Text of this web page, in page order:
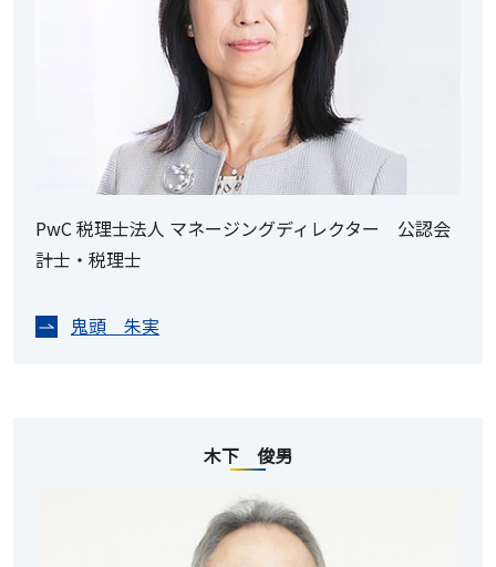
PwC 税理士法人 マネージングディレクター 公認会
計士・税理士
鬼頭 朱実
木下 俊男